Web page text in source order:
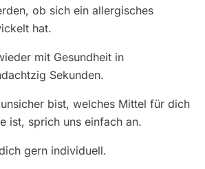
ob sich ein allergisches
hat.
mit Gesundheit in
Sekunden.
bist, welches Mittel für dich
ist, sprich uns einfach an.
gern individuell.